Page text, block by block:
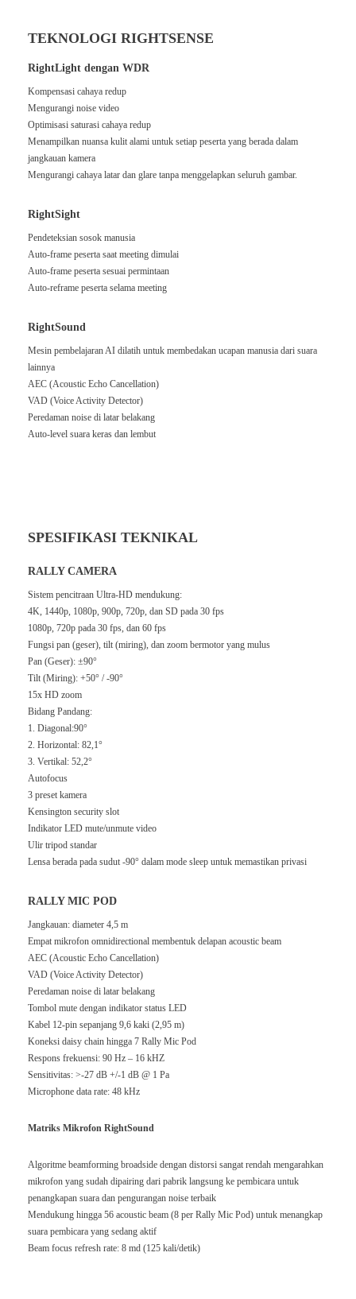
TEKNOLOGI RIGHTSENSE
RightLight dengan WDR
Kompensasi cahaya redup
Mengurangi noise video
Optimisasi saturasi cahaya redup
Menampilkan nuansa kulit alami untuk setiap peserta yang berada dalam
jangkauan kamera
Mengurangi cahaya latar dan glare tanpa menggelapkan seluruh gambar.
RightSight
Pendeteksian sosok manusia
Auto-frame peserta saat meeting dimulai
Auto-frame peserta sesuai permintaan
Auto-reframe peserta selama meeting
RightSound
Mesin pembelajaran AI dilatih untuk membedakan ucapan manusia dari suara
lainnya
AEC (Acoustic Echo Cancellation)
VAD (Voice Activity Detector)
Peredaman noise di latar belakang
Auto-level suara keras dan lembut
SPESIFIKASI TEKNIKAL
RALLY CAMERA
Sistem pencitraan Ultra-HD mendukung:
4K, 1440p, 1080p, 900p, 720p, dan SD pada 30 fps
1080p, 720p pada 30 fps, dan 60 fps
Fungsi pan (geser), tilt (miring), dan zoom bermotor yang mulus
Pan (Geser): ±90°
Tilt (Miring): +50° / -90°
15x HD zoom
Bidang Pandang:
1. Diagonal:90°
2. Horizontal: 82,1°
3. Vertikal: 52,2°
Autofocus
3 preset kamera
Kensington security slot
Indikator LED mute/unmute video
Ulir tripod standar
Lensa berada pada sudut -90° dalam mode sleep untuk memastikan privasi
RALLY MIC POD
Jangkauan: diameter 4,5 m
Empat mikrofon omnidirectional membentuk delapan acoustic beam
AEC (Acoustic Echo Cancellation)
VAD (Voice Activity Detector)
Peredaman noise di latar belakang
Tombol mute dengan indikator status LED
Kabel 12-pin sepanjang 9,6 kaki (2,95 m)
Koneksi daisy chain hingga 7 Rally Mic Pod
Respons frekuensi: 90 Hz – 16 kHZ
Sensitivitas: >-27 dB +/-1 dB @ 1 Pa
Microphone data rate: 48 kHz
Matriks Mikrofon RightSound
Algoritme beamforming broadside dengan distorsi sangat rendah mengarahkan
mikrofon yang sudah dipairing dari pabrik langsung ke pembicara untuk
penangkapan suara dan pengurangan noise terbaik
Mendukung hingga 56 acoustic beam (8 per Rally Mic Pod) untuk menangkap
suara pembicara yang sedang aktif
Beam focus refresh rate: 8 md (125 kali/detik)